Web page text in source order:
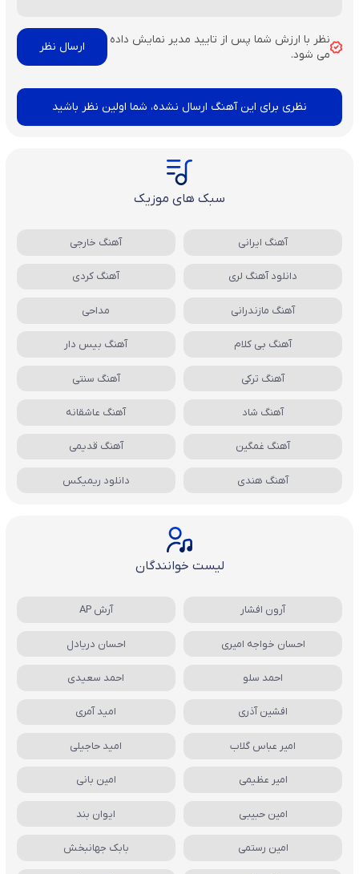
نظر با ارزش شما پس از تایید مدیر نمایش داده
می شود.
نظری برای این آهنگ ارسال نشده، شما اولین نظر باشید
سبک های موزیک
آهنگ ایرانی آهنگ خارجی
دانلود آهنگ لری آهنگ کردی
آهنگ مازندرانی مداحی
آهنگ بی کلام آهنگ بیس دار
آهنگ ترکی آهنگ سنتی
آهنگ شاد آهنگ عاشقانه
آهنگ غمگین آهنگ قدیمی
آهنگ هندی دانلود ریمیکس
لیست خوانندگان
آرون افشار آرش AP
احسان خواجه امیری احسان دریادل
احمد سلو احمد سعیدی
افشین آذری امید آمری
امیر عباس گلاب امید حاجیلی
امیر عظیمی امین بانی
امین حبیبی ایوان بند
امین رستمی بابک جهانبخش